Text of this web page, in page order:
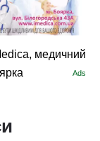
медичний
Ads